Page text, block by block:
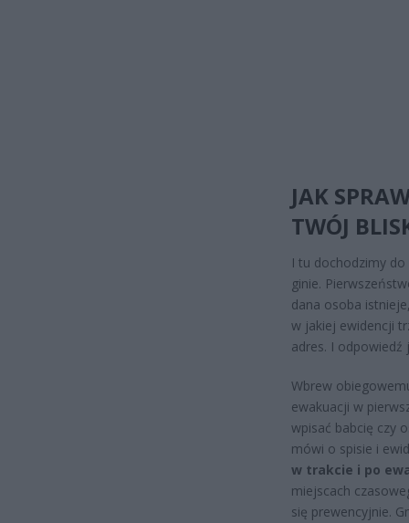
JAK
TWÓJ
I tu dochodzimy
ginie.
dana osoba
w jakiej ewidencji
adres. I odpowiedź
Wbrew
ewakuacji w
wpisać babcię czy
mówi o spisie i
w trakcie i po
miejscach
się prewencyjnie.